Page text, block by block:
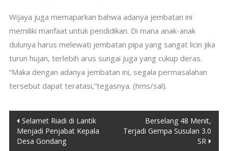
Wijaya juga memaparkan bahwa adanya jembatan ini
memiliki manfaat untuk pendidikan. Di mana anak-anak
dulunya harus melewati jembatan pipa yang sangat licin jika
turun hujan, terlebih arus sungai juga yang cukup deras.
“Maka dengan adanya jembatan ini, segala permasalahan
tersebut dapat teratasi,”tegasnya. (hms/sal).
Post
navigation
Selamet Riadi di Lantik
Menjadi Penjabat Kepala
Desa Gondang
Berselang 48 Menit,
Terjadi Gempa Susulan 3.0
SR